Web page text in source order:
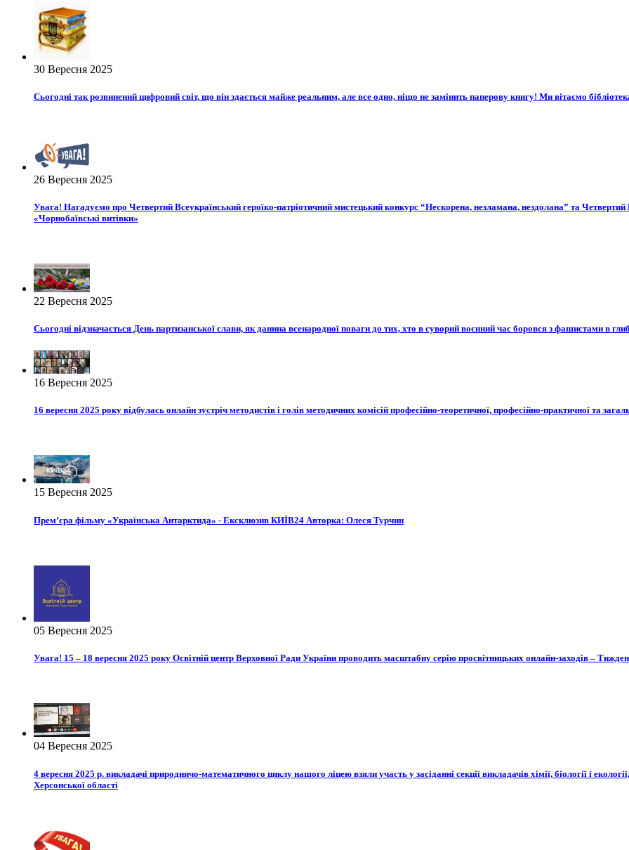
30 Вересня 2025
Сьогодні так розвинений цифровий світ, що він здається майже реальним, але все одно, ніщо не замінить паперову книгу! Ми вітаємо
26 Вересня 2025
Увага! Нагадуємо про Четвертий Всеукраїнський героїко-патріотичний мистецький конкурс “Нескорена, незламана, нездолана” та
«Чорнобаївські витівки»
22 Вересня 2025
Сьогодні відзначається День партизанської слави, як данина всенародної поваги до тих, хто в суворий воєнний час боровся з фашистами в
16 Вересня 2025
16 вересня 2025 року відбулась онлайн зустріч методистів і голів методичних комісій професійно-теоретичної, професійно-практичної та
15 Вересня 2025
Прем’єра фільму «Українська Антарктида» - Ексклюзив КИЇВ24 Авторка: Олеся Турчин
05 Вересня 2025
Увага! 15 – 18 вересня 2025 року Освітній центр Верховної Ради України проводить масштабну серію просвітницьких онлайн-заходів –
04 Вересня 2025
4 вересня 2025 р. викладачі природничо-математичного циклу нашого ліцею взяли участь у засіданні секції викладачів хімії, біології і
Херсонської області